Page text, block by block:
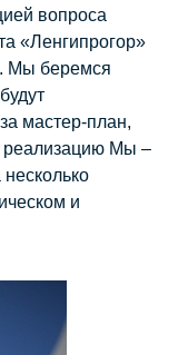
вопроса
«Ленгипрогор»
. Мы беремся
мастер-план,
реализацию Мы –
и